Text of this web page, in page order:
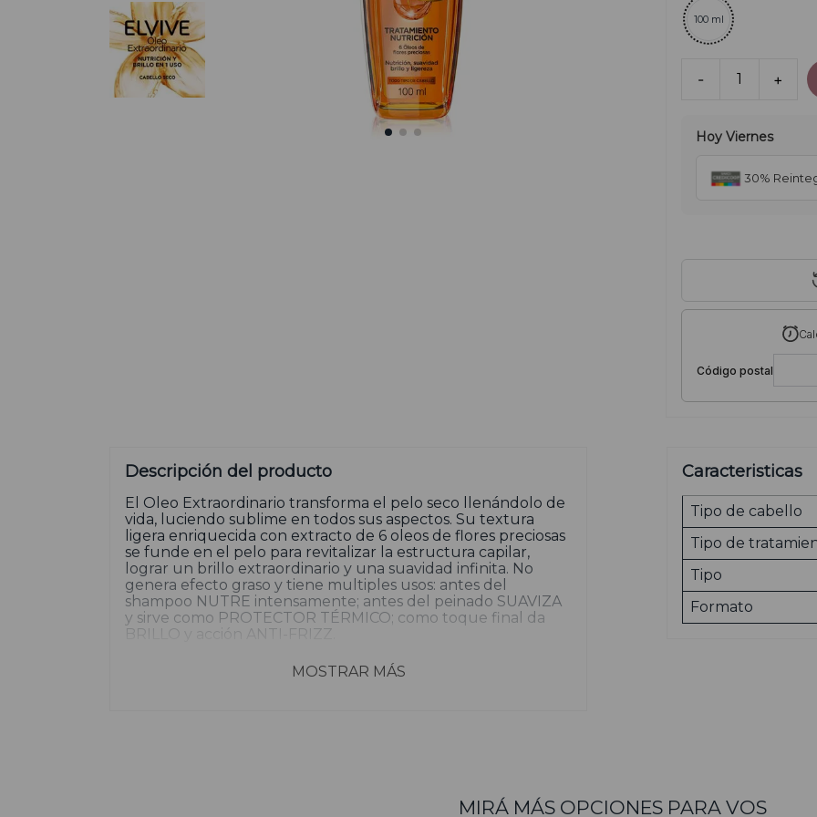
100 ml
- 1 +
HoyViernes
30%
Código postal
Descripción del producto
El Oleo Extraordinario transforma el pelo seco llenándolo de
vida, luciendo sublime en todos sus aspectos. Su textura
ligera enriquecida con extracto de 6 oleos de flores preciosas
se funde en el pelo para revitalizar la estructura capilar,
lograr un brillo extraordinario y una suavidad infinita. No
genera efecto graso y tiene multiples usos: antes del
shampoo NUTRE intensamente; antes del peinado SUAVIZA
y sirve como PROTECTOR TÉRMICO; como toque final da
BRILLO y acción ANTI-FRIZZ.
Beneficos: Nutricion y brillo intenso
frizz y dar un brillo satinado. En caso de contacto con los ojos,
MOSTRAR MÁS
Caracteristicas
Tipo de cabello
Tipo de
Tipo
Formato
MIRÁ MÁS OPCIONES PARA VOS